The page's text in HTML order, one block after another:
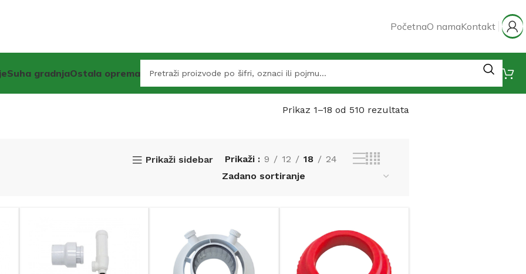
PočetnaO namaKontakt
Suha gradnjaOstala oprema
Prikaz 1–18 od 510 rezultata
Prikaži sidebar Prikaži 9 12 18 24